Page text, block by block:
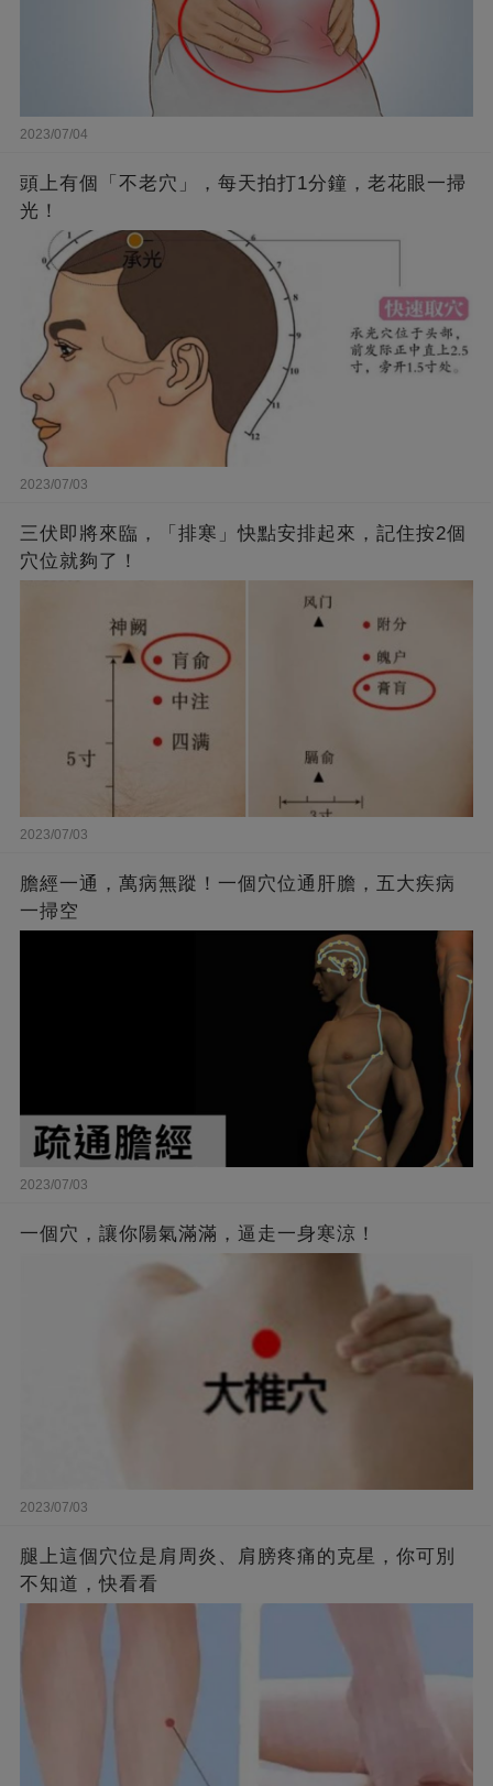
2023/07/04
頭上有個「不老穴」，每天拍打1分鐘，老花眼一掃
光！
2023/07/03
三伏即將來臨，「排寒」快點安排起來，記住按2個
穴位就夠了！
2023/07/03
膽經一通，萬病無蹤！一個穴位通肝膽，五大疾病
一掃空
2023/07/03
一個穴，讓你陽氣滿滿，逼走一身寒涼！
2023/07/03
腿上這個穴位是肩周炎、肩膀疼痛的克星，你可別
不知道，快看看